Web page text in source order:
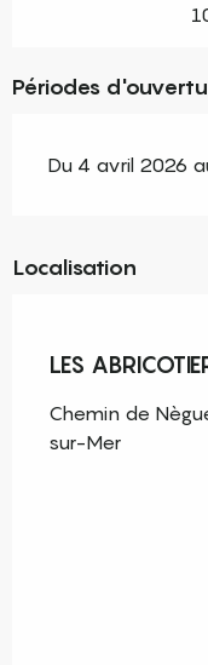
Périodes
Du 4 avril 2026
Localisation
LES
Chemin de
sur-Mer